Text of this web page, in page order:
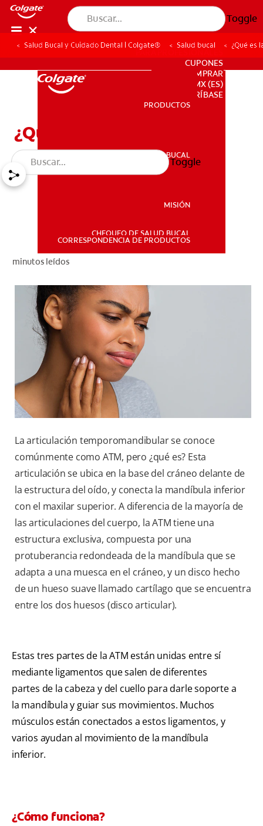
Toggle
PRODUCTOS
SALUD BUCAL
CORRESPONDENCIA DE PRODUCTOS
PARA PROFESIONALES
CUPONES
DONDE COMPRAR
MX (ES)
SUSCRÍBASE
PRODUCTOS
SALUD BUCAL
MISIÓN
CHEQUEO DE SALUD BUCAL
CORRESPONDENCIA DE PRODUCTOS
Toggle
Salud Bucal y Cuidado Dental | Colgate® Salud bucal ¿Qué es
¿Qué es la ATM?
minutos leídos
La articulación temporomandibular se conoce
comúnmente como ATM, pero ¿qué es? Esta
articulación se ubica en la base del cráneo delante de
la estructura del oído, y conecta la mandíbula inferior
con el maxilar superior. A diferencia de la mayoría de
las articulaciones del cuerpo, la ATM tiene una
estructura exclusiva, compuesta por una
protuberancia redondeada de la mandíbula que se
adapta a una muesca en el cráneo, y un disco hecho
de un hueso suave llamado cartílago que se encuentra
entre los dos huesos (disco articular).
Estas tres partes de la ATM están unidas entre sí
mediante ligamentos que salen de diferentes
partes de la cabeza y del cuello para darle soporte a
la mandíbula y guiar sus movimientos. Muchos
músculos están conectados a estos ligamentos, y
varios ayudan al movimiento de la mandíbula
inferior.
¿Cómo funciona?